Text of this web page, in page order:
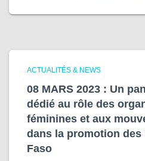
ACTUALITÉS & NEWS
08 MARS 2023 : Un
dédié au rôle des
féminines et aux
dans la promotion des
Faso